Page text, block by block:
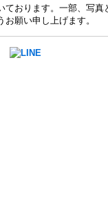
おります。一部、写
願い申し上げます。